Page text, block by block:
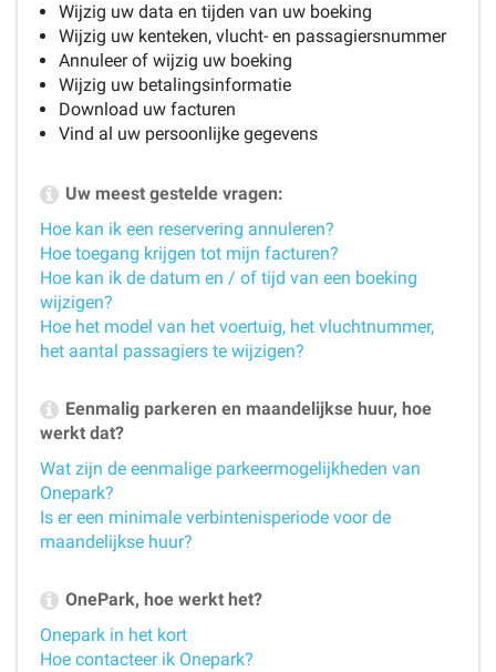
Wijzig uw data en tijden van uw boeking
Wijzig uw kenteken, vlucht- en passagiersnummer
Annuleer of wijzig uw boeking
Wijzig uw betalingsinformatie
Download uw facturen
Vind al uw persoonlijke gegevens
Uw meest gestelde vragen:
Hoe kan ik een reservering annuleren?
Hoe toegang krijgen tot mijn facturen?
Hoe kan ik de datum en / of tijd van een boeking
wijzigen?
Hoe het model van het voertuig, het vluchtnummer,
het aantal passagiers te wijzigen?
Eenmalig parkeren en maandelijkse huur, hoe
werkt dat?
Wat zijn de eenmalige parkeermogelijkheden van
Onepark?
Is er een minimale verbintenisperiode voor de
maandelijkse huur?
OnePark, hoe werkt het?
Onepark in het kort
Hoe contacteer ik Onepark?